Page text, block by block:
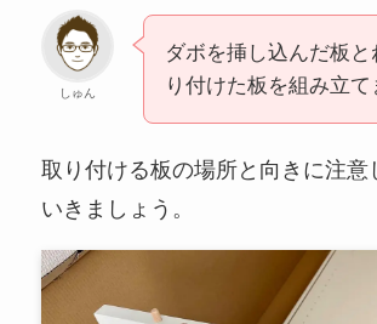
しゅん
ダボを挿し込んだ板と
り付けた板を組み立て
取り付ける板の場所と向きに注意
いきましょう。